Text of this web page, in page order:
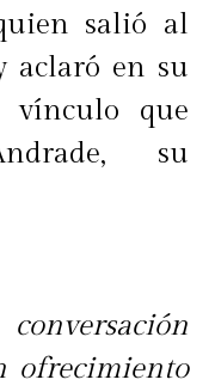
salió al
aclaró en su
vínculo que
su
ofrecimiento